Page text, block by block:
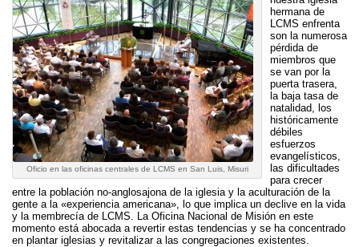
Oficio en las oficinas centrales de LCMS en San Luis, Misuri
hermana de
LCMS enfrenta
son la numerosa
pérdida de
miembros que
se van por la
puerta trasera,
la baja tasa de
natalidad, los
históricamente
débiles
esfuerzos
evangelísticos,
las dificultades
para crecer
entre la población no-anglosajona de la iglesia y la aculturación de la
gente a la «experiencia americana», lo que implica un declive en la vida
y la membrecía de LCMS. La Oficina Nacional de Misión en este
momento está abocada a revertir estas tendencias y se ha concentrado
en plantar iglesias y revitalizar a las congregaciones existentes.